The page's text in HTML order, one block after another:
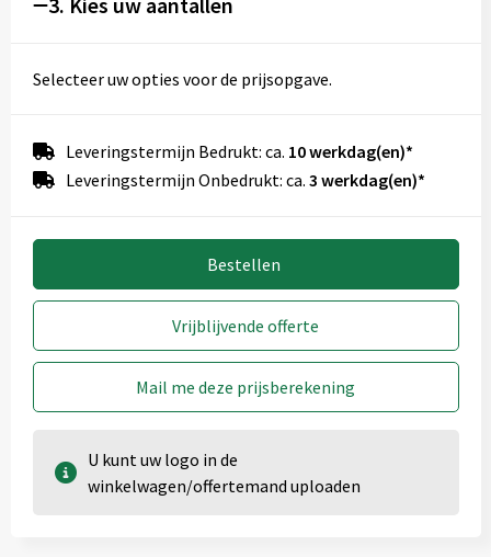
Selecteer uw opties voor de prijsopgave.
Leveringstermijn Bedrukt: ca. 10 werkdag(en)*
Leveringstermijn Onbedrukt: ca. 3 werkdag(en)*
Bestellen
Vrijblijvende offerte
Mail me deze prijsberekening
U kunt uw logo in de
winkelwagen/offertemand uploaden